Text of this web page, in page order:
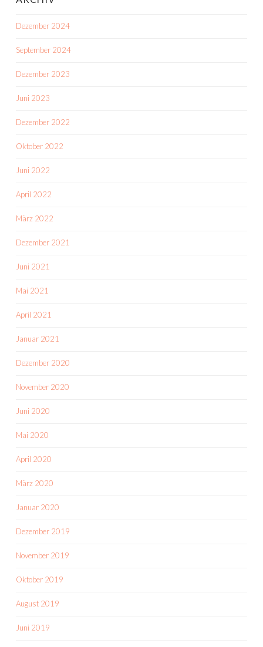
Dezember 2024
September 2024
Dezember 2023
Juni 2023
Dezember 2022
Oktober 2022
Juni 2022
April 2022
März 2022
Dezember 2021
Juni 2021
Mai 2021
April 2021
Januar 2021
Dezember 2020
November 2020
Juni 2020
Mai 2020
April 2020
März 2020
Januar 2020
Dezember 2019
November 2019
Oktober 2019
August 2019
Juni 2019